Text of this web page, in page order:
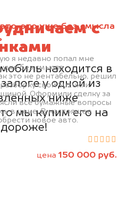
это уже без смысла
я недавно попал мне
уже без смысла
это не рентабельно, решил
свой Suzuki и
Оформили сделку за
все бумажные вопросы
в цене. В настоящее
новое авто.
цена 150 000 руб.
с
находится в
у одной из
ниже
мы купим его на
дороже!